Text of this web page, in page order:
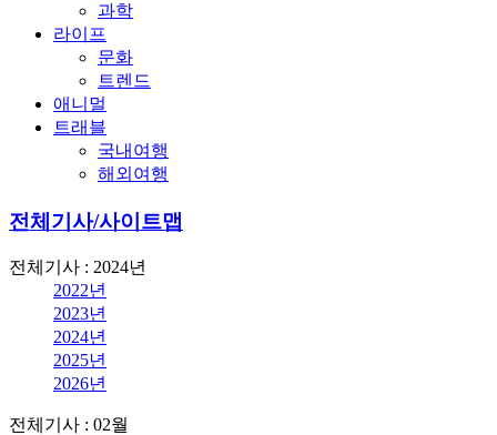
과학
라이프
문화
트렌드
애니멀
트래블
국내여행
해외여행
전체기사/사이트맵
전체기사 : 2024년
2022년
2023년
2024년
2025년
2026년
전체기사 : 02월